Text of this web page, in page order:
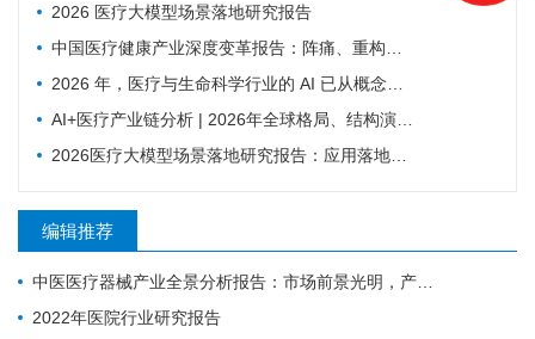
2026 医疗大模型场景落地研究报告
中国医疗健康产业深度变革报告：阵痛、重构与新生
2026 年，医疗与生命科学行业的 AI 已从概念验证进入规模化应用阶段——NVIDIA发布的2026 AI in Healthcare and Life Sciences报告
AI+医疗产业链分析 | 2026年全球格局、结构演进与未来趋势
2026医疗大模型场景落地研究报告：应用落地、实现商业闭环成为行业发展主旋律
编辑推荐
中医医疗器械产业全景分析报告：市场前景光明，产业升级任重道远
2022年医院行业研究报告